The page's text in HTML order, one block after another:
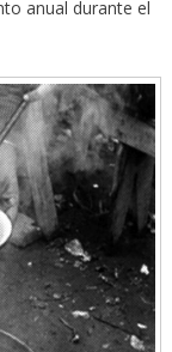
anual durante el